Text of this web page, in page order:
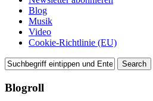
Blog
Musik
Video
Cookie-Richtlinie (EU)
Blogroll